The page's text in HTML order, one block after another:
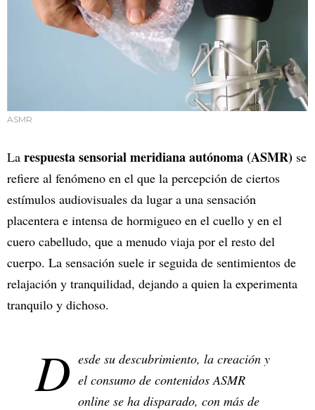
ASMR
La respuesta sensorial meridiana autónoma (ASMR) se
refiere al fenómeno en el que la percepción de ciertos
estímulos audiovisuales da lugar a una sensación
placentera e intensa de hormigueo en el cuello y en el
cuero cabelludo, que a menudo viaja por el resto del
cuerpo. La sensación suele ir seguida de sentimientos de
relajación y tranquilidad, dejando a quien la experimenta
tranquilo y dichoso.
D esde su descubrimiento, la creación y
el consumo de contenidos ASMR
online se ha disparado, con más de